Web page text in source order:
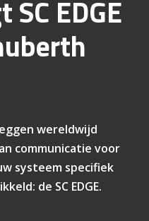
EDGE
wereldwijd
communicatie voor
systeem specifiek
de SC EDGE.